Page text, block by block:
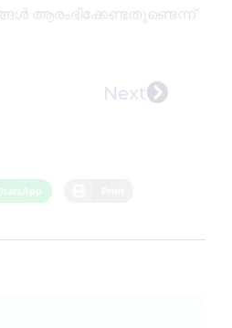
ആരംഭിക്കേണ്ടതുണ്ടെന്ന്
Next